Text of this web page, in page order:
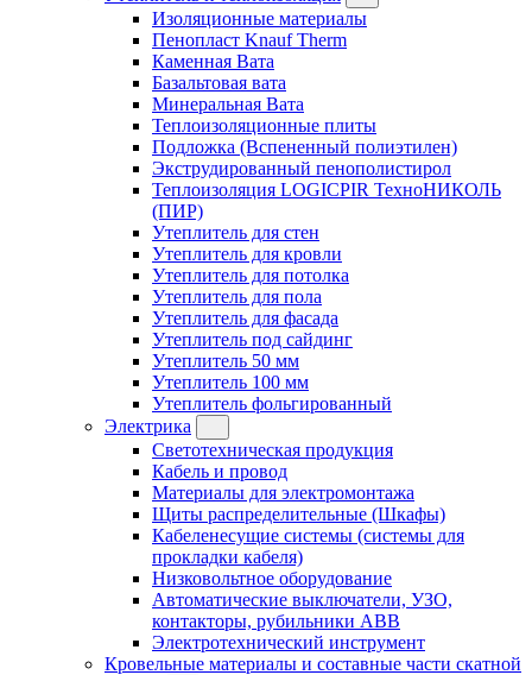
Изоляционные материалы
Пенопласт Knauf Therm
Каменная Вата
Базальтовая вата
Минеральная Вата
Теплоизоляционные плиты
Подложка (Вспененный полиэтилен)
Экструдированный пенополистирол
Теплоизоляция LOGICPIR ТехноНИКОЛЬ
(ПИР)
Утеплитель для стен
Утеплитель для кровли
Утеплитель для потолка
Утеплитель для пола
Утеплитель для фасада
Утеплитель под сайдинг
Утеплитель 50 мм
Утеплитель 100 мм
Утеплитель фольгированный
Электрика
Светотехническая продукция
Кабель и провод
Материалы для электромонтажа
Щиты распределительные (Шкафы)
Кабеленесущие системы (системы для
прокладки кабеля)
Низковольтное оборудование
Автоматические выключатели, УЗО,
контакторы, рубильники ABB
Электротехнический инструмент
Кровельные материалы и составные части скатной